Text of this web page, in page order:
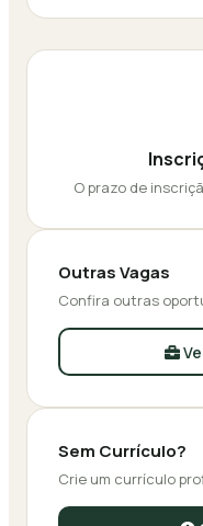
O prazo de
Outras Vagas
Confira outras
Sem Currículo?
Crie um currículo